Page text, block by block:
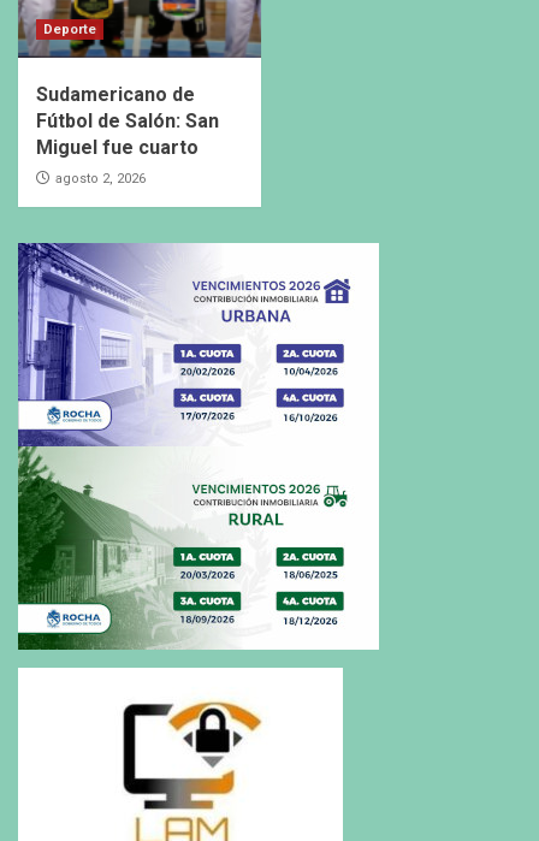
Deporte
Sudamericano de
Fútbol de Salón: San
Miguel fue cuarto
agosto 2, 2026